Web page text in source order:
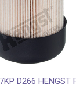
D266 HENGST